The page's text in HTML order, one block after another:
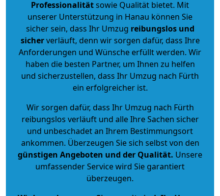
Professionalitätsowie Qualität bietet. Mit
unserer Unterstützung in Hanau können Sie
sicher sein, dass Ihr Umzug reibungslos und
sicherverläuft, denn wir sorgen dafür, dass Ihre
Anforderungen und Wünsche erfüllt werden. Wir
haben die besten Partner, um Ihnen zu helfen
und sicherzustellen, dass Ihr Umzug nach Fürth
ein erfolgreicher ist.
Wir sorgen dafür, dass Ihr Umzug nach Fürth
reibungslos verläuft und alle Ihre Sachen sicher
und unbeschadet an Ihrem Bestimmungsort
ankommen. Überzeugen Sie sich selbst von den
günstigen Angeboten und der Qualität. Unsere
umfassender Service wird Sie garantiert
überzeugen.